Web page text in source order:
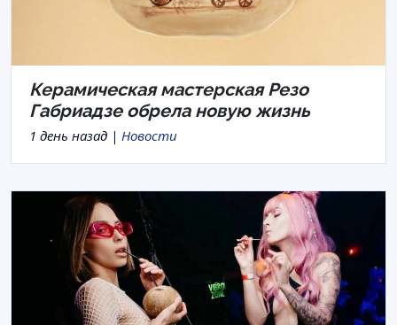
Керамическая мастерская Резо
Габриадзе обрела новую жизнь
1 день назад | Новости